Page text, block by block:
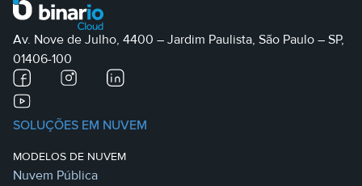
Av. Nove de Julho, 4400 – Jardim Paulista, São Paulo – SP,
01406-100
SOLUÇÕES EM NUVEM
MODELOS DE NUVEM
Nuvem Pública